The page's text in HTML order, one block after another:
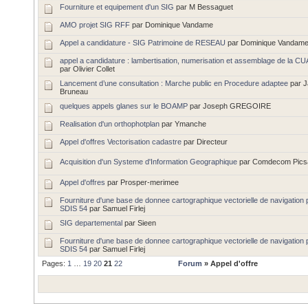
Fourniture et equipement d'un SIG par M Bessaguet
AMO projet SIG RFF par Dominique Vandame
Appel a candidature - SIG Patrimoine de RESEAU par Dominique
appel a candidature : lambertisation, numerisation et assemblage de la
par Olivier Collet
Lancement d’une consultation : Marche public en Procedure adaptee par
Bruneau
quelques appels glanes sur le BOAMP par Joseph GREGOIRE
Realisation d'un orthophotplan par Ymanche
Appel d'offres Vectorisation cadastre par Directeur
Acquisition d'un Systeme d'Information Geographique par Comdecom
Appel d'offres par Prosper-merimee
Fourniture d'une base de donnee cartographique vectorielle de navigation
SDIS 54 par Samuel Firlej
SIG departemental par Sieen
Fourniture d'une base de donnee cartographique vectorielle de navigation
SDIS 54 par Samuel Firlej
Pages: 1 19 20 21 22 Forum » Appel d'offre